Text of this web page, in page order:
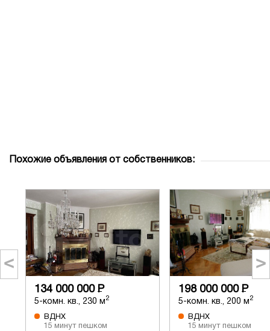
Похожие объявления от собственников:
134 000 000 Р
5-комн. кв., 230 м 2
ВДНХ
15 минут пешком
198 000 000 Р
5-комн. кв., 200 м 2
ВДНХ
15 минут пешком
< >